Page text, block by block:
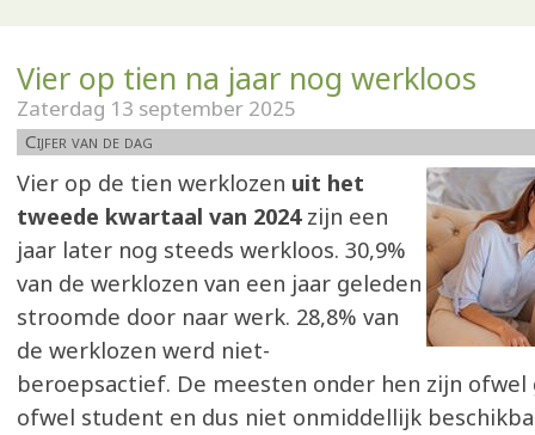
Vier op tien na jaar nog werkloos
Zaterdag 13 september 2025
Cijfer van de dag
Vier op de tien werklozen uit het
tweede kwartaal van 2024zijn een
jaar later nog steeds werkloos. 30,9%
van de werklozen van een jaar geleden
stroomde door naar werk. 28,8% van
de werklozen werd niet-
beroepsactief. De meesten onder hen zijn ofwel
ofwel student en dus niet onmiddellijk